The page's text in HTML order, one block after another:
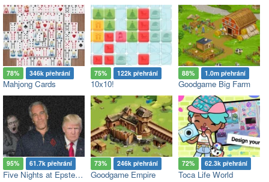
78% 346k přehrání
Mahjong Cards
75% 122k přehrání
10x10!
88% 1.0m přehrání
Goodgame Big Farm
95% 61.7k přehrání
Five Nights at Epstein’s
73% 246k přehrání
Goodgame Empire
72% 62.3k přehrání
Toca Life World